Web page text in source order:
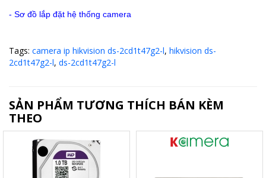
- Sơ đồ lắp đặt hệ thống camera
Tags: camera ip hikvision ds-2cd1t47g2-l, hikvision ds-
2cd1t47g2-l, ds-2cd1t47g2-l
SẢN PHẨM TƯƠNG THÍCH BÁN KÈM
THEO